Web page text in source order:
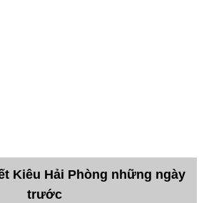
Kiêu Hải Phòng những ngày
trước